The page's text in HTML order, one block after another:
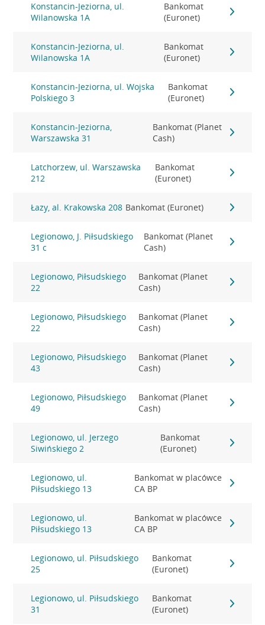
Konstancin-Jeziorna, ul.
Wilanowska 1A
Bankomat
(Euronet)
Konstancin-Jeziorna, ul.
Wilanowska 1A
Bankomat
(Euronet)
Konstancin-Jeziorna, ul. Wojska
Polskiego 3
Bankomat
(Euronet)
Konstancin-Jeziorna,
Warszawska 31
Bankomat (Planet
Cash)
Latchorzew, ul. Warszawska
212
Bankomat
(Euronet)
Łazy, al. Krakowska 208 Bankomat (Euronet)
Legionowo, J. Piłsudskiego
31 c
Bankomat (Planet
Cash)
Legionowo, Piłsudskiego
22
Bankomat (Planet
Cash)
Legionowo, Piłsudskiego
22
Bankomat (Planet
Cash)
Legionowo, Piłsudskiego
43
Bankomat (Planet
Cash)
Legionowo, Piłsudskiego
49
Bankomat (Planet
Cash)
Legionowo, ul. Jerzego
Siwińskiego 2
Bankomat
(Euronet)
Legionowo, ul.
Piłsudskiego 13
Bankomat w placówce
CA BP
Legionowo, ul.
Piłsudskiego 13
Bankomat w placówce
CA BP
Legionowo, ul. Piłsudskiego
25
Bankomat
(Euronet)
Legionowo, ul. Piłsudskiego
31
Bankomat
(Euronet)